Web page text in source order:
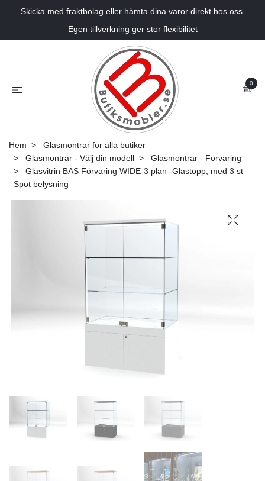
Skicka med fraktbolag eller hämta dina varor direkt hos oss.
Egen tillverkning ger stor flexibilitet
0
Hem
Glasmontrar för alla butiker
Glasmontrar - Välj din modell
Glasmontrar - Förvaring
Glasvitrin BAS Förvaring WIDE-3 plan -Glastopp, med 3 st
Spot belysning